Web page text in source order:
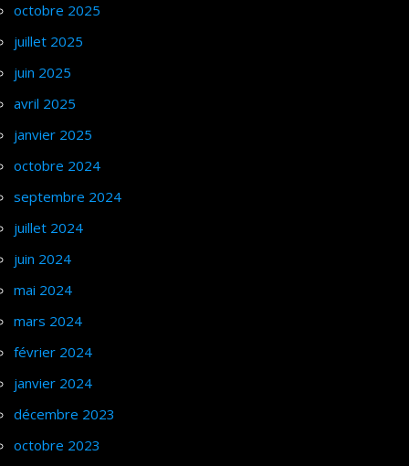
octobre 2025
juillet 2025
juin 2025
avril 2025
janvier 2025
octobre 2024
septembre 2024
juillet 2024
juin 2024
mai 2024
mars 2024
février 2024
janvier 2024
décembre 2023
octobre 2023